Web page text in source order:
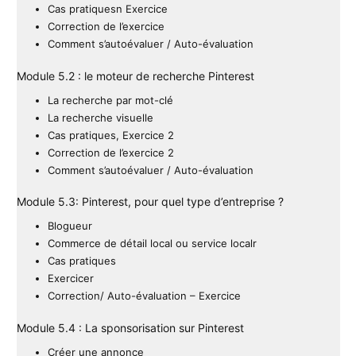
Cas pratiquesn Exercice
Correction de l’exercice
Comment s’autoévaluer / Auto-évaluation
Module 5.2 : le moteur de recherche Pinterest
La recherche par mot-clé
La recherche visuelle
Cas pratiques, Exercice 2
Correction de l’exercice 2
Comment s’autoévaluer / Auto-évaluation
Module 5.3: Pinterest, pour quel type d’entreprise ?
Blogueur
Commerce de détail local ou service localr
Cas pratiques
Exercicer
Correction/ Auto-évaluation – Exercice
Module 5.4 : La sponsorisation sur Pinterest
Créer une annonce